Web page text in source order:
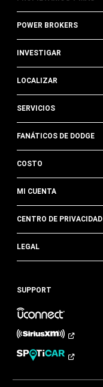
POWER BROKERS
INVESTIGAR
LOCALIZAR
SERVICIOS
FANÁTICOS DE DODGE
COSTO
MI CUENTA
CENTRO DE PRIVACIDAD
LEGAL
SUPPORT